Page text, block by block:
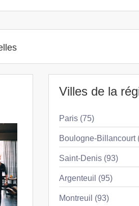
Villes de la
Paris (75)
Boulogne-Billancourt
Saint-Denis (93)
Argenteuil (95)
Montreuil (93)